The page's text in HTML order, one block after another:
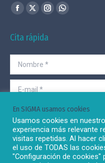
Encuéntranos en:
Facebook
opens
in
new
window
X
opens
in
new
window
Instagram
opens
in
new
window
Whatsapp
in
window
Cita rápida
Nombre *
E-mail *
Teléfono *
He leído y acepto la Política
En SIGMA usamos cookies
Usamos cookies en
experiencia más relevante
visitas repetidas. Al hacer
el uso de TODAS las
"Configuración de cookies"